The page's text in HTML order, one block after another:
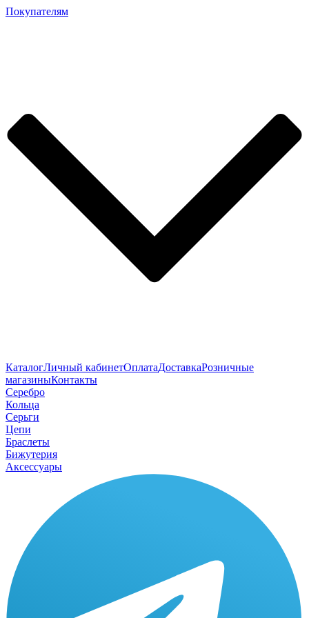
Покупателям
КаталогЛичный кабинетОплатаДоставкаРозничные
магазиныКонтакты
Серебро
Кольца
Серьги
Цепи
Браслеты
Бижутерия
Аксессуары